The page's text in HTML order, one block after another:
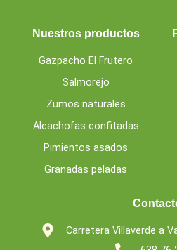
Nuestros productos
Gazpacho El Frutero
Salmorejo
Zumos naturales
Alcachofas confitadas
Pimientos asados
Granadas peladas
Carretera Villaverde a